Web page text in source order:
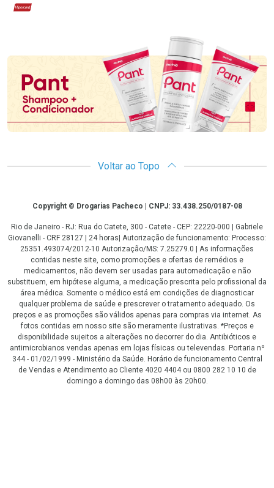
Hipercard
Promoção em Destaque
Voltar ao Topo
CopyrightCopyright © Drogarias Pacheco | CNPJ: 33.438.250/0187-08
Rio de Janeiro - RJ: Rua do Catete, 300 - Catete - CEP: 22220-000 | Gabriele
Giovanelli - CRF 28127 | 24 horas| Autorização de funcionamento: Processo:
25351.493074/2012-10 Autorização/MS: 7.25279.0 | As informações
contidas neste site, como promoções e ofertas de remédios e
medicamentos, não devem ser usadas para automedicação e não
substituem, em hipótese alguma, a medicação prescrita pelo profissional da
área médica. Somente o médico está em condições de diagnosticar
qualquer problema de saúde e prescrever o tratamento adequado. Os
preços e as promoções são válidos apenas para compras via internet. As
fotos contidas em nosso site são meramente ilustrativas. *Preços e
disponibilidade sujeitos a alterações no decorrer do dia. Antibióticos e
antimicrobianos vendas apenas em lojas físicas ou televendas. Portaria nº
344 - 01/02/1999 - Ministério da Saúde. Horário de funcionamento Central
de Vendas e Atendimento ao Cliente 4020 4404 ou 0800 282 10 10 de
domingo a domingo das 08h00 às 20h00.